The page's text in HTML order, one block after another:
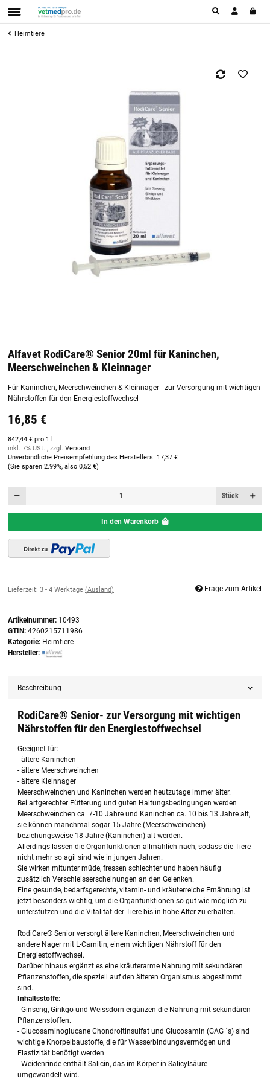
Heimtiere
Alfavet RodiCare® Senior 20ml für Kaninchen,
Meerschweinchen & Kleinnager
Für Kaninchen, Meerschweinchen & Kleinnager - zur Versorgung mit wichtigen
Nährstoffen für den Energiestoffwechsel
16,85 €
842,44 € pro 1 l
inkl. 7% USt. , zzgl. Versand
Unverbindliche Preisempfehlung des Herstellers: 17,37 €
(Sie sparen 2.99%, also 0,52 €)
Stück
In den Warenkorb
Lieferzeit: 3 - 4 Werktage (Ausland) Frage zum Artikel
Artikelnummer: 10493
GTIN: 4260215711986
Kategorie: Heimtiere
Hersteller:
Beschreibung
RodiCare® Senior- zur Versorgung mit wichtigen
Nährstoffen für den Energiestoffwechsel
Geeignet für:
- ältere Kaninchen
- ältere Meerschweinchen
- ältere Kleinnager
Meerschweinchen und Kaninchen werden heutzutage immer älter.
Bei artgerechter Fütterung und guten Haltungsbedingungen werden
Meerschweinchen ca. 7-10 Jahre und Kaninchen ca. 10 bis 13 Jahre alt,
sie können manchmal sogar 15 Jahre (Meerschweinchen)
beziehungsweise 18 Jahre (Kaninchen) alt werden.
Allerdings lassen die Organfunktionen allmählich nach, sodass die Tiere
nicht mehr so agil sind wie in jungen Jahren.
Sie wirken mitunter müde, fressen schlechter und haben häufig
zusätzlich Verschleisserscheinungen an den Gelenken.
Eine gesunde, bedarfsgerechte, vitamin- und kräuterreiche Ernährung ist
jetzt besonders wichtig, um die Organfunktionen so gut wie möglich zu
unterstützen und die Vitalität der Tiere bis in hohe Alter zu erhalten.
RodiCare® Senior versorgt ältere Kaninchen, Meerschweinchen und
andere Nager mit L-Carnitin, einem wichtigen Nährstoff für den
Energiestoffwechsel.
Darüber hinaus ergänzt es eine kräuterarme Nahrung mit sekundären
Pflanzenstoffen, die speziell auf den älteren Organismus abgestimmt
sind.
Inhaltsstoffe:
- Ginseng, Ginkgo und Weissdorn ergänzen die Nahrung mit sekundären
Pflanzenstoffen.
- Glucosaminoglucane Chondroitinsulfat und Glucosamin (GAG ´s) sind
wichtige Knorpelbaustoffe, die für Wasserbindungsvermögen und
Elastizität benötigt werden.
- Weidenrinde enthält Salicin, das im Körper in Salicylsäure
umgewandelt wird.